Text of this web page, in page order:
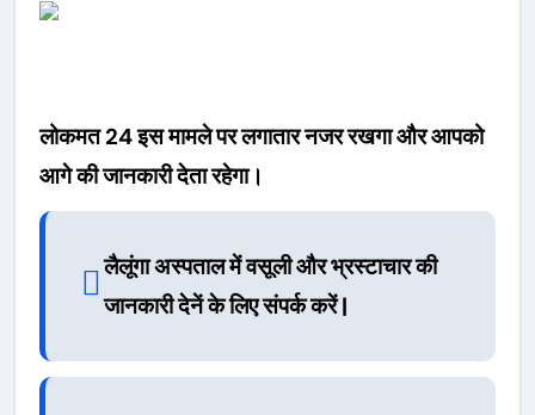
लोकमत 24 इस मामले पर लगातार नजर रखगा और आपको
आगे की जानकारी देता रहेगा।
लैलूंगा अस्पताल में वसूली और भ्रस्टाचार की
जानकारी देनें के लिए संपर्क करें |